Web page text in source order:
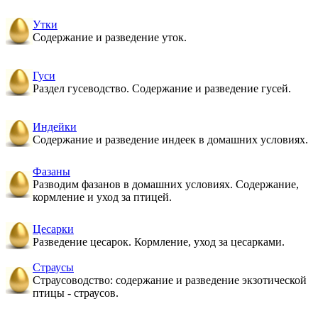
Утки
Содержание и разведение уток.
Гуси
Раздел гусеводство. Содержание и разведение гусей.
Индейки
Содержание и разведение индеек в домашних условиях.
Фазаны
Разводим фазанов в домашних условиях. Содержание,
кормление и уход за птицей.
Цесарки
Разведение цесарок. Кормление, уход за цесарками.
Страусы
Страусоводство: содержание и разведение экзотической
птицы - страусов.